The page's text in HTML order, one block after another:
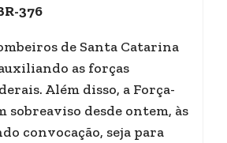
376
de Santa Catarina
as forças
Além disso, a Força-
sobreaviso desde ontem, às
convocação, seja para